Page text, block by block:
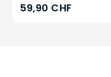
59,90 CHF